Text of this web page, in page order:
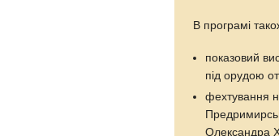
В програмі
показовий
під орудою
фехтування
Олександра